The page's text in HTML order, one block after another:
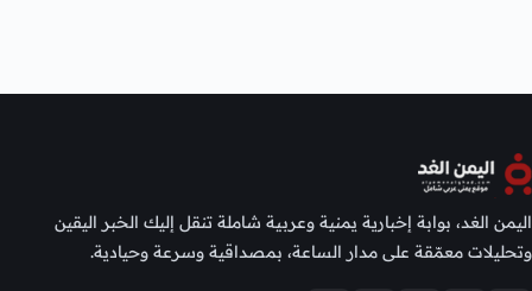
اليمن الغد، بوابة إخبارية يمنية وعربية شاملة تنقل إليك الخبر اليقين
وتحليلات معمّقة على مدار الساعة، بمصداقية وسرعة وحيادية.